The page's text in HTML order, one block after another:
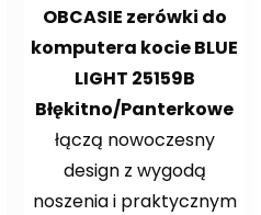
OBCASIE zerówki do
komputera kocie BLUE
LIGHT 25159B
Błękitno/Panterkowe
łączą nowoczesny
design z wygodą
noszenia i praktycznym